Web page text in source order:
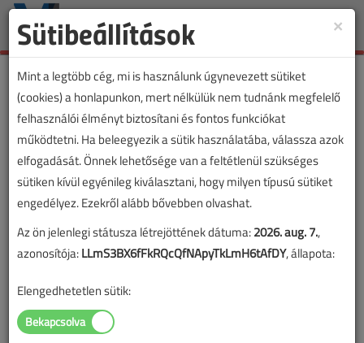
Toggle
×
Sütibeállítások
Mint a legtöbb cég, mi is használunk úgynevezett sütiket
(cookies) a honlapunkon, mert nélkülük nem tudnánk megfelelő
felhasználói élményt biztosítani és fontos funkciókat
működtetni. Ha beleegyezik a sütik használatába, válassza azok
elfogadását. Önnek lehetősége van a feltétlenül szükséges
sütiken kívül egyénileg kiválasztani, hogy milyen típusú sütiket
engedélyez. Ezekről alább bővebben olvashat.
Az ön jelenlegi státusza létrejöttének dátuma:2026. aug. 7.,
azonosítója:LLmS3BX6fFkRQcQfNApyTkLmH6tAfDY, állapota:
Elengedhetetlen sütik: